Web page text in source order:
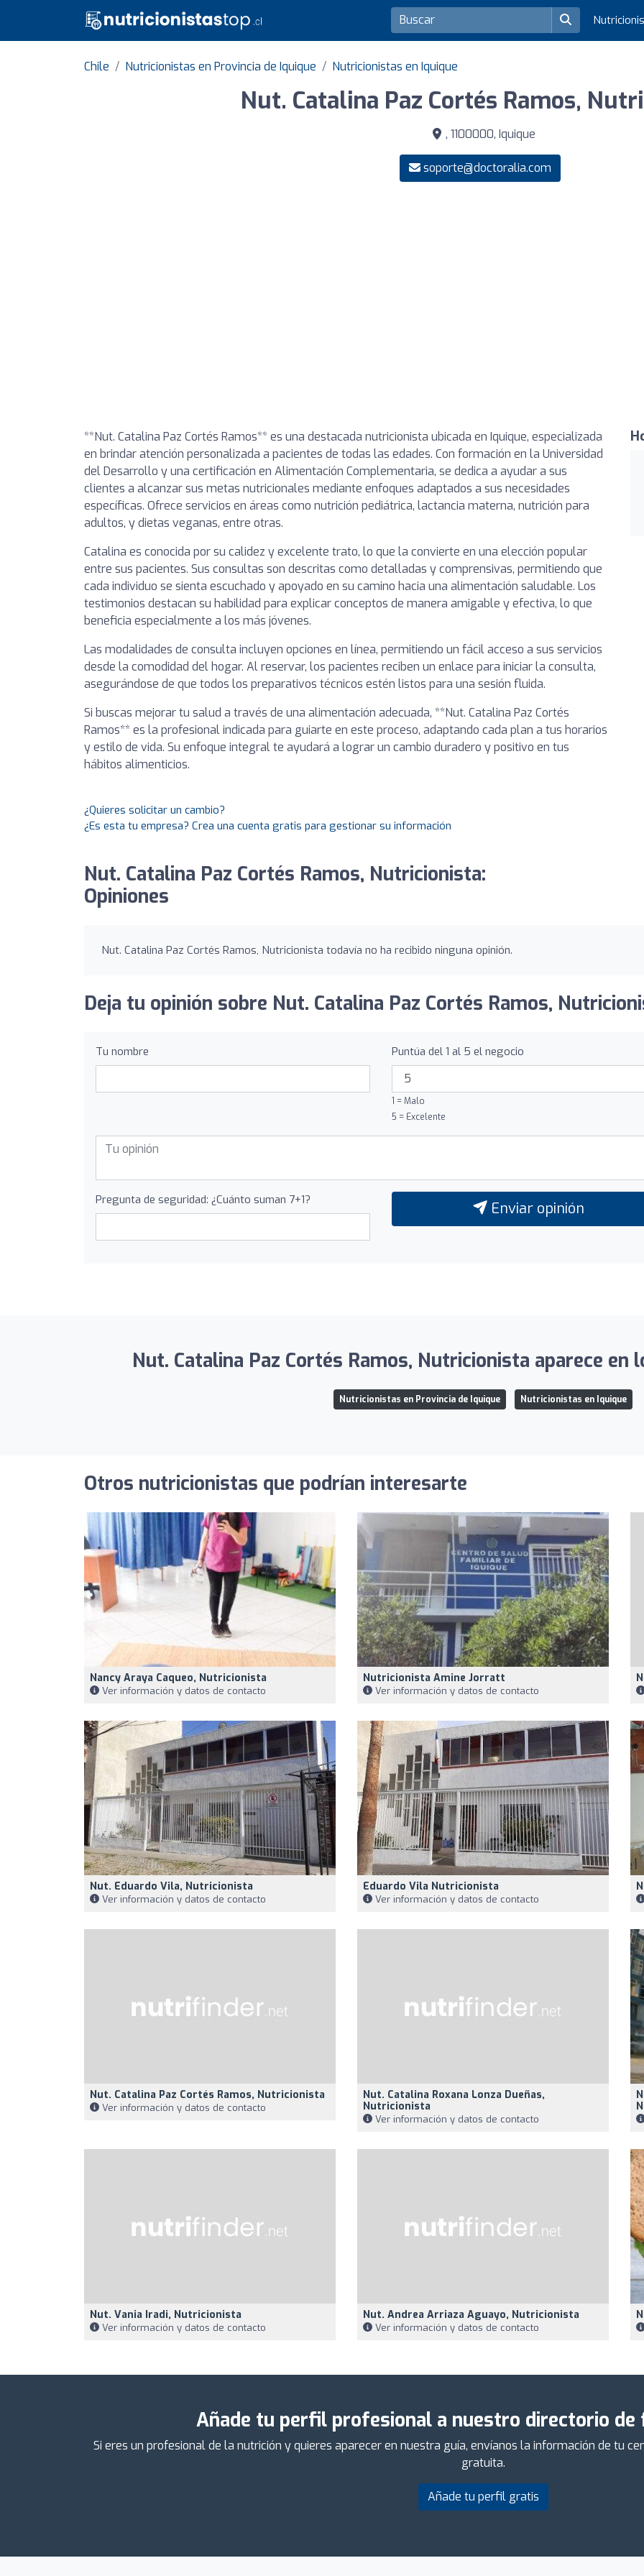
Chile Nutricionistas en Provincia de Iquique Nutricionistas en Iquique
Nut. Catalina Paz Cortés Ramos,
, 1100000, Iquique
soporte@doctoralia.com
**Nut. Catalina Paz Cortés Ramos** es una destacada nutricionista ubicada en Iquique, especializada
en brindar atención personalizada a pacientes de todas las edades. Con formación en la Universidad
del Desarrollo y una certificación en Alimentación Complementaria, se dedica a ayudar a sus
clientes a alcanzar sus metas nutricionales mediante enfoques adaptados a sus necesidades
específicas. Ofrece servicios en áreas como nutrición pediátrica, lactancia materna, nutrición para
adultos, y dietas veganas, entre otras.
Catalina es conocida por su calidez y excelente trato, lo que la convierte en una elección popular
entre sus pacientes. Sus consultas son descritas como detalladas y comprensivas, permitiendo que
cada individuo se sienta escuchado y apoyado en su camino hacia una alimentación saludable. Los
testimonios destacan su habilidad para explicar conceptos de manera amigable y efectiva, lo que
beneficia especialmente a los más jóvenes.
Las modalidades de consulta incluyen opciones en línea, permitiendo un fácil acceso a sus servicios
desde la comodidad del hogar. Al reservar, los pacientes reciben un enlace para iniciar la consulta,
asegurándose de que todos los preparativos técnicos estén listos para una sesión fluida.
Si buscas mejorar tu salud a través de una alimentación adecuada, **Nut. Catalina Paz Cortés
Ramos** es la profesional indicada para guiarte en este proceso, adaptando cada plan a tus horarios
y estilo de vida. Su enfoque integral te ayudará a lograr un cambio duradero y positivo en tus
hábitos alimenticios.
¿Quieres solicitar un cambio?
¿Es esta tu empresa? Crea una cuenta gratis para gestionar su información
Nut. Catalina Paz Cortés Ramos, Nutricionista:
Opiniones
Nut. Catalina Paz Cortés Ramos, Nutricionista todavía no ha recibido ninguna opinión.
Deja tu opinión sobre Nut. Catalina Paz Cortés Ramos,
Tu nombre Puntúa del 1 al 5 el negocio
1 = Malo
5 = Excelente
Pregunta de seguridad: ¿Cuánto suman 7+1? Enviar opinión
Nut. Catalina Paz Cortés Ramos, Nutricionista aparece en
Nutricionistas en Provincia de Iquique Nutricionistas en Iquique
Otros nutricionistas que podrían interesarte
Nancy Araya Caqueo, Nutricionista
Ver información y datos de contacto
Nutricionista Amine Jorratt
Ver información y datos de contacto
Nut. Eduardo Vila, Nutricionista
Ver información y datos de contacto
Eduardo Vila Nutricionista
Ver información y datos de contacto
Nut. Catalina Paz Cortés Ramos, Nutricionista
Ver información y datos de contacto
Nut. Catalina Roxana Lonza Dueñas,
Nutricionista
Ver información y datos de contacto
Nut. Vania Iradi, Nutricionista
Ver información y datos de contacto
Nut. Andrea Arriaza Aguayo, Nutricionista
Ver información y datos de contacto
Añade tu perfil profesional a nuestro directorio
Si eres un profesional de la nutrición y quieres aparecer en nuestra guía, envíanos la información de tu
gratuita.
Añade tu perfil gratis